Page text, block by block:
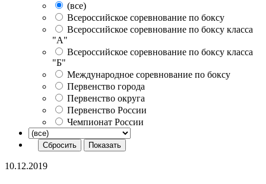
(все)
Всероссийское соревнование по боксу
Всероссийское соревнование по боксу класса
"А"
Всероссийское соревнование по боксу класса
"Б"
Международное соревнование по боксу
Первенство города
Первенство округа
Первенство России
Чемпионат России
10.12.2019